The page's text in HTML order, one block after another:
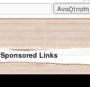
Sponsored Links